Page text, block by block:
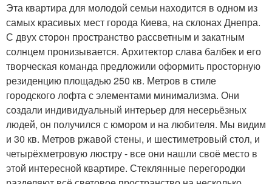
Эта квартира для молодой семьи находится в одном из
самых красивых мест города Киева, на склонах Днепра.
С двух сторон пространство рассветным и закатным
солнцем пронизывается. Архитектор слава балбек и его
творческая команда предложили оформить просторную
резиденцию площадью 250 кв. Метров в стиле
городского лофта с элементами минимализма. Они
создали индивидуальный интерьер для несерьёзных
людей, он получился с юмором и на любителя. Мы видим
и 30 кв. Метров ржавой стены, и шестиметровый стол, и
четырёхметровую люстру - все они нашли своё место в
этой интересной квартире. Стеклянные перегородки